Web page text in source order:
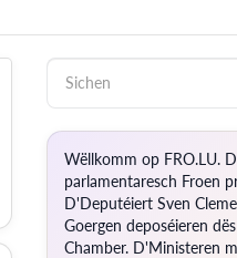
Wëllkomm op FRO.LU.
parlamentaresch Froen
D'Deputéiert Sven
Goergen deposéieren
Chamber. D'Ministeren